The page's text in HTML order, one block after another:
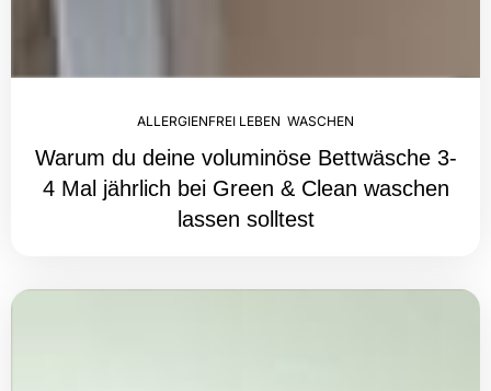
ALLERGIENFREI LEBEN WASCHEN
Warum du deine voluminöse Bettwäsche 3-
4 Mal jährlich bei Green & Clean waschen
lassen solltest